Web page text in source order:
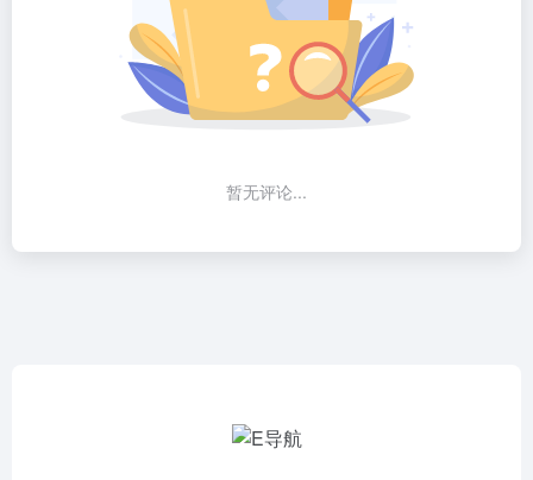
暂无评论...